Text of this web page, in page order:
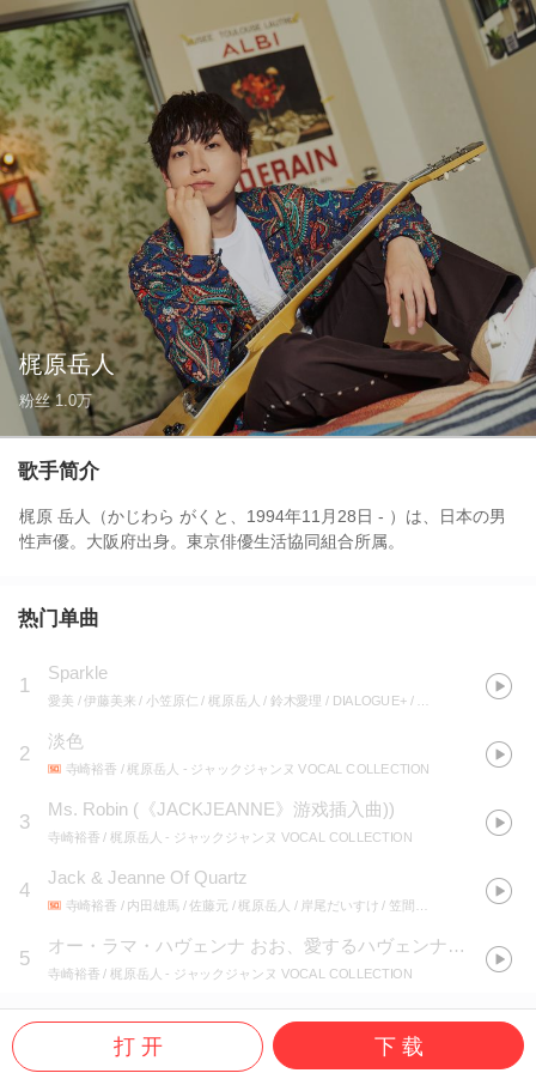
梶原岳人
粉丝 1.0万
歌手简介
梶原 岳人（かじわら がくと、1994年11月28日 - ）は、日本の男
性声優。大阪府出身。東京俳優生活協同組合所属。
热门单曲
1
Sparkle
愛美 / 伊藤美来 / 小笠原仁 / 梶原岳人 / 鈴木愛理 / DIALOGUE+ / TrySail / 仲村宗悟 / 花澤香菜 / halca
2
淡色
寺崎裕香 / 梶原岳人 - ジャックジャンヌ VOCAL COLLECTION
3
Ms. Robin ( 《JACKJEANNE》游戏插入曲))
寺崎裕香 / 梶原岳人 - ジャックジャンヌ VOCAL COLLECTION
4
Jack & Jeanne Of Quartz
寺崎裕香 / 内田雄馬 / 佐藤元 / 梶原岳人 / 岸尾だいすけ / 笠間淳 / 近藤孝行 - ジャ
5
オー・ラマ・ハヴェンナ おお、愛するハヴェンナよ 《
寺崎裕香 / 梶原岳人 - ジャックジャンヌ VOCAL COLLECTION
打 开 下 载